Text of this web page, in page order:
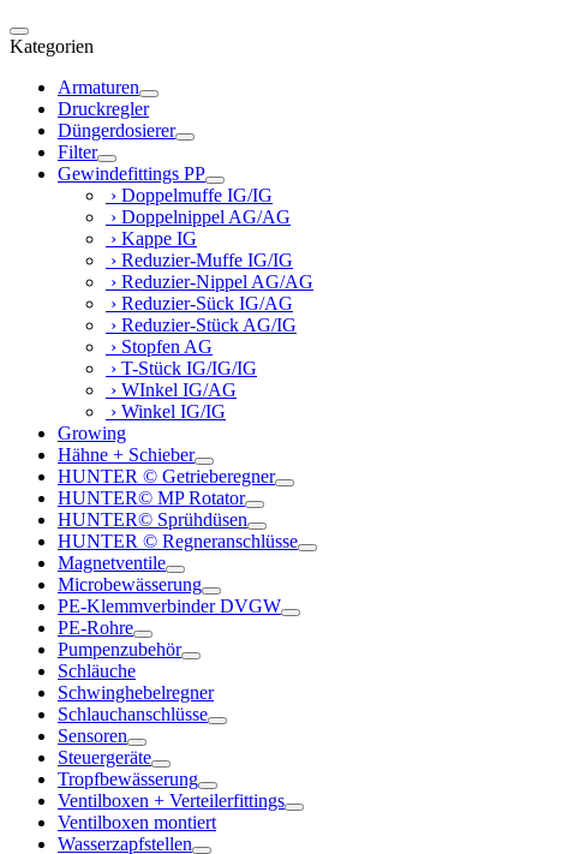
Kategorien
Armaturen
Druckregler
Düngerdosierer
Filter
Gewindefittings PP
› Doppelmuffe IG/IG
› Doppelnippel AG/AG
› Kappe IG
› Reduzier-Muffe IG/IG
› Reduzier-Nippel AG/AG
› Reduzier-Sück IG/AG
› Reduzier-Stück AG/IG
› Stopfen AG
› T-Stück IG/IG/IG
› WInkel IG/AG
› Winkel IG/IG
Growing
Hähne + Schieber
HUNTER © Getrieberegner
HUNTER© MP Rotator
HUNTER© Sprühdüsen
HUNTER © Regneranschlüsse
Magnetventile
Microbewässerung
PE-Klemmverbinder DVGW
PE-Rohre
Pumpenzubehör
Schläuche
Schwinghebelregner
Schlauchanschlüsse
Sensoren
Steuergeräte
Tropfbewässerung
Ventilboxen + Verteilerfittings
Ventilboxen montiert
Wasserzapfstellen